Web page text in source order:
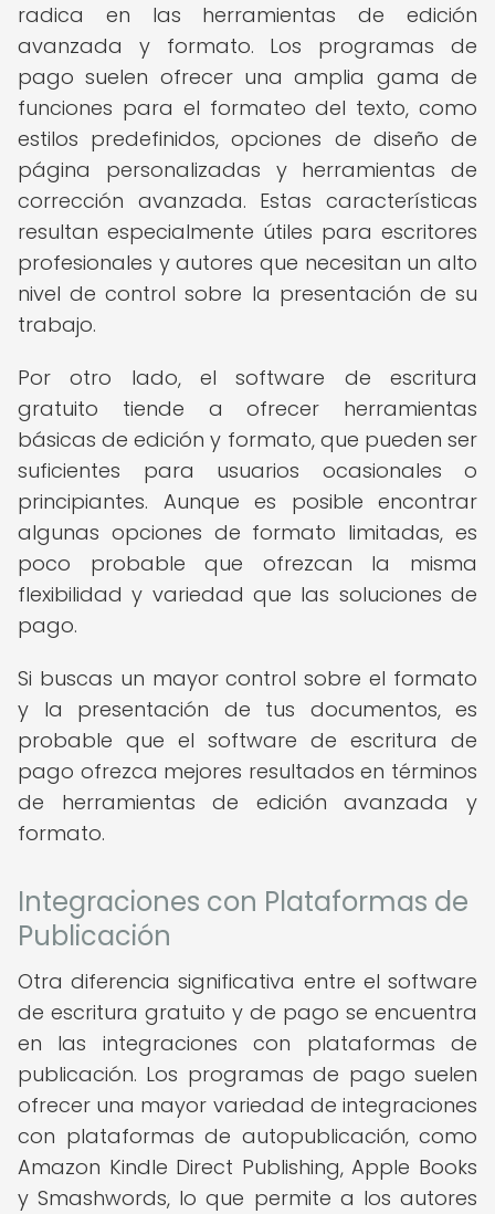
radica en las herramientas de edición
avanzada y formato. Los programas de
pago suelen ofrecer una amplia gama de
funciones para el formateo del texto, como
estilos predefinidos, opciones de diseño de
página personalizadas y herramientas de
corrección avanzada. Estas características
resultan especialmente útiles para escritores
profesionales y autores que necesitan un alto
nivel de control sobre la presentación de su
trabajo.
Por otro lado, el software de escritura
gratuito tiende a ofrecer herramientas
básicas de edición y formato, que pueden ser
suficientes para usuarios ocasionales o
principiantes. Aunque es posible encontrar
algunas opciones de formato limitadas, es
poco probable que ofrezcan la misma
flexibilidad y variedad que las soluciones de
pago.
Si buscas un mayor control sobre el formato
y la presentación de tus documentos, es
probable que el software de escritura de
pago ofrezca mejores resultados en términos
de herramientas de edición avanzada y
formato.
Integraciones con Plataformas de
Publicación
Otra diferencia significativa entre el software
de escritura gratuito y de pago se encuentra
en las integraciones con plataformas de
publicación. Los programas de pago suelen
ofrecer una mayor variedad de integraciones
con plataformas de autopublicación, como
Amazon Kindle Direct Publishing, Apple Books
y Smashwords, lo que permite a los autores